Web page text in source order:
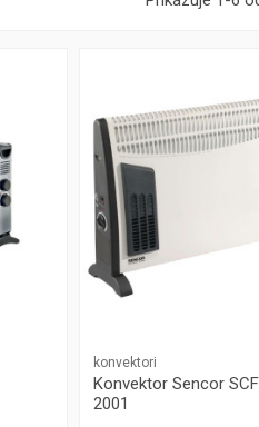
konvektori
Konvektor Sencor SCF
2001